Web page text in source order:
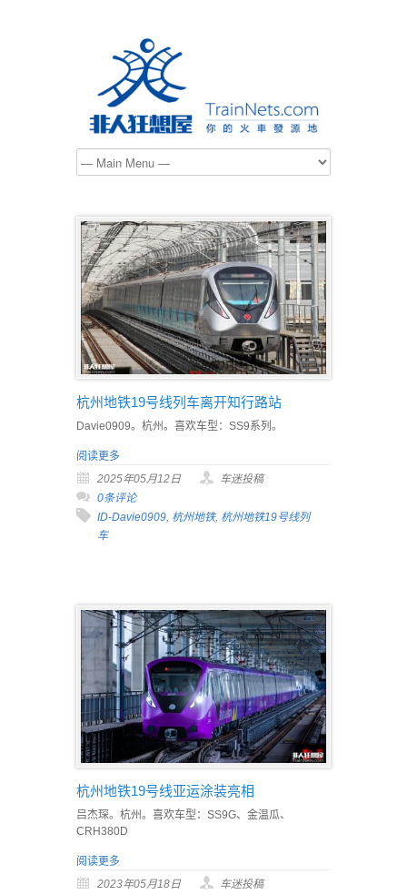
杭州地铁19号线列车离开知行路站
Davie0909。杭州。喜欢车型：SS9系列。
阅读更多
2025年05月12日
车迷投稿
0条评论
ID-Davie0909, 杭州地铁, 杭州地铁19号线列
车
杭州地铁19号线亚运涂装亮相
吕杰琛。杭州。喜欢车型：SS9G、金温瓜、
CRH380D
阅读更多
2023年05月18日
车迷投稿